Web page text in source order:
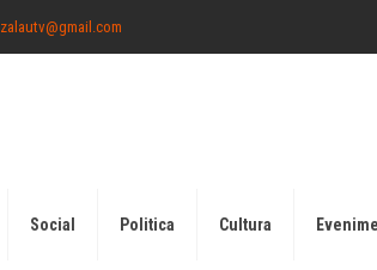
zalautv@gmail.com
Social Politica Cultura